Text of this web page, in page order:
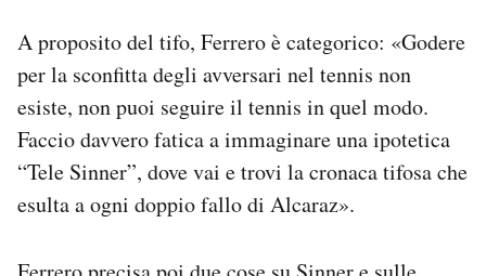
A proposito del tifo, Ferrero è categorico: «Godere
per la sconfitta degli avversari nel tennis non
esiste, non puoi seguire il tennis in quel modo.
Faccio davvero fatica a immaginare una ipotetica
“Tele Sinner”, dove vai e trovi la cronaca tifosa che
esulta a ogni doppio fallo di Alcaraz».